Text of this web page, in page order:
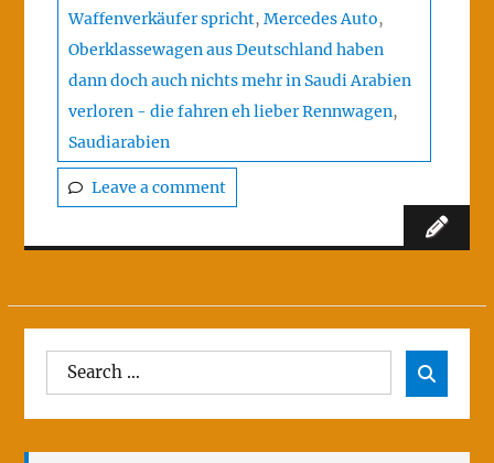
Waffenverkäufer spricht, Mercedes Auto,
Oberklassewagen aus Deutschland haben
dann doch auch nichts mehr in Saudi Arabien
verloren - die fahren eh lieber Rennwagen,
Saudiarabien
Leave a comment
Search
for:
